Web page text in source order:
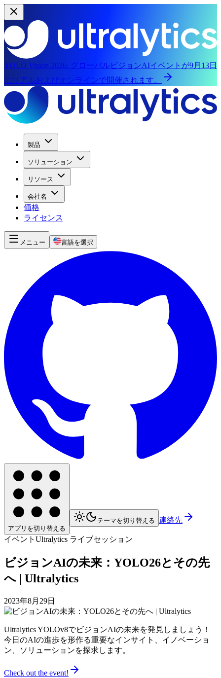
YOLO Vision 2026: グローバルビジョンAIイベントが9月13日
にリアルおよびオンラインで開催されます。
製品
ソリューション
リソース
会社名
価格
ライセンス
メニュー 言語を選択
アプリを切り替える
テーマを切り替える 連絡先
イベント Ultralytics ライブセッション
ビジョンAIの未来：YOLO26とその先
へ | Ultralytics
2023年8月29日
Ultralytics YOLOv8でビジョンAIの未来を発見しましょう！
今日のAIの進歩を形作る重要なインサイト、イノベーショ
ン、ソリューションを探求します。
Check out the event!